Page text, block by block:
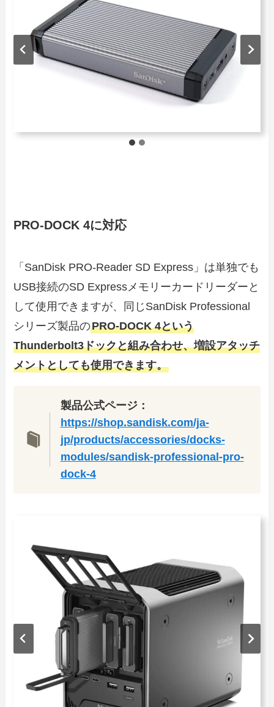
PRO-DOCK 4に対応
「SanDisk PRO-Reader SD Express」は単独でも
USB接続のSD Expressメモリーカードリーダーと
して使用できますが、同じSanDisk Professional
シリーズ製品のPRO-DOCK 4という
Thunderbolt3ドックと組み合わせ、増設アタッチ
メントとしても使用できます。
製品公式ページ：
https://shop.sandisk.com/ja-
jp/products/accessories/docks-
modules/sandisk-professional-pro-
dock-4